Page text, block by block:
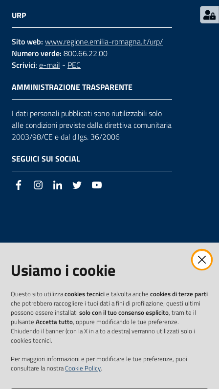
Seguici
su
URP
Sito web: www.regione.emilia-romagna.it/urp/
Numero verde: 800.66.22.00
Scrivici:e-mail - PEC
AMMINISTRAZIONE TRASPARENTE
I dati personali pubblicati sono riutilizzabili solo
alle condizioni previste dalla direttiva comunitaria
2003/98/CE e dal d.lgs. 36/2006
SEGUICI SUI SOCIAL
FacebookInstagramLinkedIn Twitter
Usiamo i cookie
Questo sito utilizzacookies tecnicie talvolta anche cookies di terze parti
che potrebbero raccogliere i tuoi dati a fini di profilazione; questi ultimi
possono essere installati solo con il tuo consenso esplicito, tramite il
pulsante Accetta tutto, oppure modificando le tue preferenze.
Chiudendo il banner (con la X in alto a destra) verranno utilizzati solo i
cookies tecnici.
Per maggiori informazioni e per modificare le tue preferenze, puoi
consultare la nostraCookie Policy.